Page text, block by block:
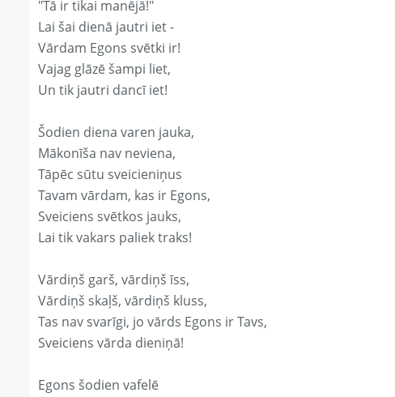
"Tā ir tikai manējā!"
Lai šai dienā jautri iet -
Vārdam Egons svētki ir!
Vajag glāzē šampi liet,
Un tik jautri dancī iet!
Šodien diena varen jauka,
Mākonīša nav neviena,
Tāpēc sūtu sveicieniņus
Tavam vārdam, kas ir Egons,
Sveiciens svētkos jauks,
Lai tik vakars paliek traks!
Vārdiņš garš, vārdiņš īss,
Vārdiņš skaļš, vārdiņš kluss,
Tas nav svarīgi, jo vārds Egons ir Tavs,
Sveiciens vārda dieniņā!
Egons šodien vafelē